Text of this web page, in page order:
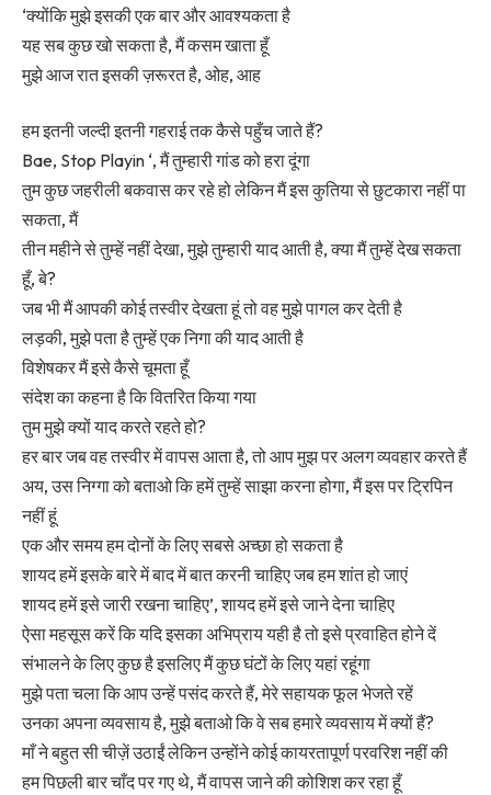
‘क्योंकि मुझे इसकी एक बार और आवश्यकता है
यह सब कुछ खो सकता है, मैं कसम खाता हूँ
मुझे आज रात इसकी ज़रूरत है, ओह, आह
हम इतनी जल्दी इतनी गहराई तक कैसे पहुँच जाते हैं?
Bae, Stop Playin ‘, मैं तुम्हारी गांड को हरा दूंगा
तुम कुछ जहरीली बकवास कर रहे हो लेकिन मैं इस कुतिया से छुटकारा नहीं पा
सकता, मैं
तीन महीने से तुम्हें नहीं देखा, मुझे तुम्हारी याद आती है, क्या मैं तुम्हें देख सकता
हूँ, बे?
जब भी मैं आपकी कोई तस्वीर देखता हूं तो वह मुझे पागल कर देती है
लड़की, मुझे पता है तुम्हें एक निगा की याद आती है
विशेषकर मैं इसे कैसे चूमता हूँ
संदेश का कहना है कि वितरित किया गया
तुम मुझे क्यों याद करते रहते हो?
हर बार जब वह तस्वीर में वापस आता है, तो आप मुझ पर अलग व्यवहार करते हैं
अय, उस निग्गा को बताओ कि हमें तुम्हें साझा करना होगा, मैं इस पर ट्रिपिन
नहीं हूं
एक और समय हम दोनों के लिए सबसे अच्छा हो सकता है
शायद हमें इसके बारे में बाद में बात करनी चाहिए जब हम शांत हो जाएं
शायद हमें इसे जारी रखना चाहिए’, शायद हमें इसे जाने देना चाहिए
ऐसा महसूस करें कि यदि इसका अभिप्राय यही है तो इसे प्रवाहित होने दें
संभालने के लिए कुछ है इसलिए मैं कुछ घंटों के लिए यहां रहूंगा
मुझे पता चला कि आप उन्हें पसंद करते हैं, मेरे सहायक फूल भेजते रहें
उनका अपना व्यवसाय है, मुझे बताओ कि वे सब हमारे व्यवसाय में क्यों हैं?
माँ ने बहुत सी चीज़ें उठाईं लेकिन उन्होंने कोई कायरतापूर्ण परवरिश नहीं की
हम पिछली बार चाँद पर गए थे, मैं वापस जाने की कोशिश कर रहा हूँ